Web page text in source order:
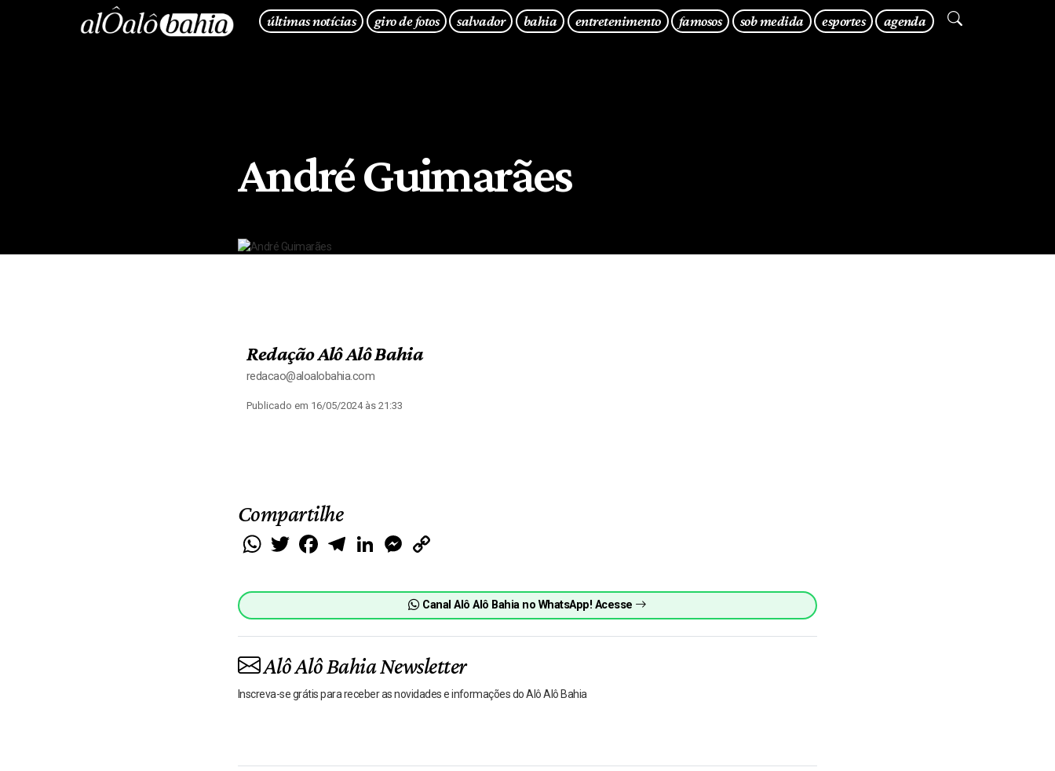
últimas notícias giro de fotos salvador bahia entretenimento famosos sob medida esportes agenda
André Guimarães
Redação Alô Alô Bahia
redacao@aloalobahia.com
Publicado em 16/05/2024 às 21:33
Compartilhe
WhatsApp
Twitter FacebookTelegramLinkedIn Messenger
Canal Alô Alô Bahia no WhatsApp! Acesse
Alô Alô Bahia Newsletter
Inscreva-se grátis para receber as novidades e informações do Alô Alô Bahia